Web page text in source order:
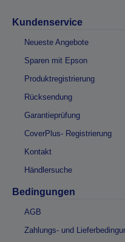
Kundenservice
Neueste Angebote
Sparen mit Epson
Produktregistrierung
Rücksendung
Garantieprüfung
CoverPlus- Registrierung
Kontakt
Händlersuche
Bedingungen
AGB
Zahlungs- und